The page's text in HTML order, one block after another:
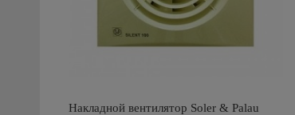
Накладной вентилятор Soler & Palau